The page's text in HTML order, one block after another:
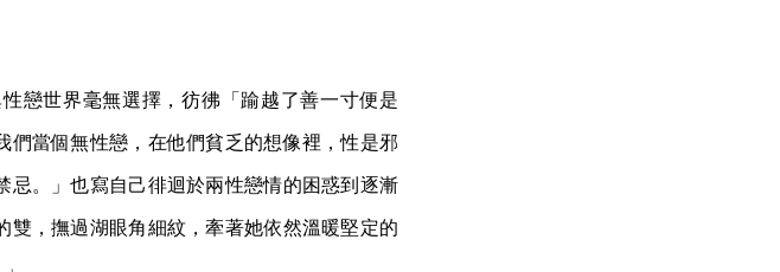
戀世界毫無選擇，彷彿「踰越了善一寸便是
當個無性戀，在他們貧乏的想像裡，性是邪
忌。」也寫自己徘迴於兩性戀情的困惑到逐漸
，撫過湖眼角細紋，牽著她依然溫暖堅定的